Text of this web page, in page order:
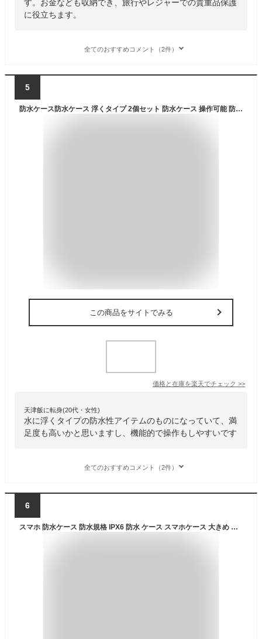
す。お金なども収納でき、旅行やレジャーでの貴重品保護
に役立ちます。
全てのおすすめコメント（2件）
5
防水ケース防水ケース 浮くタイプ 2個セット 防水ケース 操作可能 防水ケース スマホ 防水ケース スマホ防水 防水ケース - スマホ スマホ 防水ケース 浮く お風呂 スマホ 防水ケース スマホ 防水ケース プール 防水ケース 海（浮くタイプ）（単品/2個セット）
この商品をサイトでみる
価格と在庫を楽天でチェック >>
天津飯に転身(20代・女性)
水に浮くタイプの防水性アイテムのものになっていて、満
足度も高いかと思いますし、機能的で操作もしやすいです
全てのおすすめコメント（2件）
6
スマホ 防水ケース 防水規格 IPX6 防水 ケース スマホケース 大きめ お風呂 シャワー 卓上 壁掛け スタンド 角度調節 360度 360° 回転 携帯 iphone android ホルダー 浴室 横置き 縦置き 汎用 操作可能 防滴 スマートフォン ワンタッチ洗面